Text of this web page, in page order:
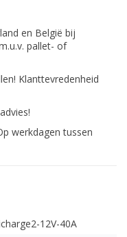
en België bij
pallet- of
Klanttevredenheid
werkdagen tussen
12V-40A